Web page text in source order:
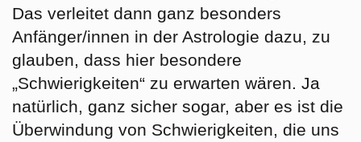
Das verleitet dann ganz besonders
Anfänger/innen in der Astrologie dazu, zu
glauben, dass hier besondere
„Schwierigkeiten“ zu erwarten wären. Ja
natürlich, ganz sicher sogar, aber es ist die
Überwindung von Schwierigkeiten, die uns